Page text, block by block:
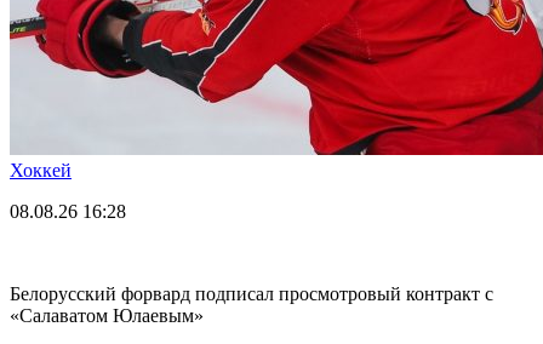
Хоккей
08.08.26 16:28
Белорусский форвард подписал просмотровый контракт с
«Салаватом Юлаевым»